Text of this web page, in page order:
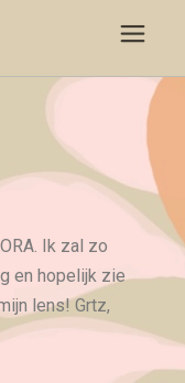
Ik zal zo
en hopelijk zie
lens! Grtz,